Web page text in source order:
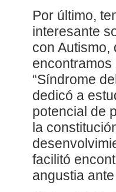
Por último,
interesante
con Autismo,
“Síndrome
dedicó a
potencial de
la
facilitó
angustia